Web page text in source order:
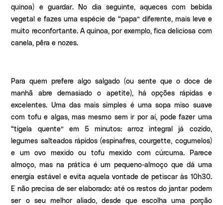
quinoa) e guardar. No dia seguinte, aqueces com bebida
vegetal e fazes uma espécie de “papa” diferente, mais leve e
muito reconfortante. A quinoa, por exemplo, fica deliciosa com
canela, pêra e nozes.
Para quem prefere algo salgado (ou sente que o doce de
manhã abre demasiado o apetite), há opções rápidas e
excelentes. Uma das mais simples é uma sopa miso suave
com tofu e algas, mas mesmo sem ir por aí, pode fazer uma
“tigela quente” em 5 minutos: arroz integral já cozido,
legumes salteados rápidos (espinafres, courgette, cogumelos)
e um ovo mexido ou tofu mexido com cúrcuma. Parece
almoço, mas na prática é um pequeno-almoço que dá uma
energia estável e evita aquela vontade de petiscar às 10h30.
E não precisa de ser elaborado: até os restos do jantar podem
ser o seu melhor aliado, desde que escolha uma porção